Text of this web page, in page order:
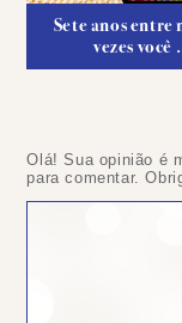
Sete anos entre
vezes você
Olá! Sua opinião é
para comentar.